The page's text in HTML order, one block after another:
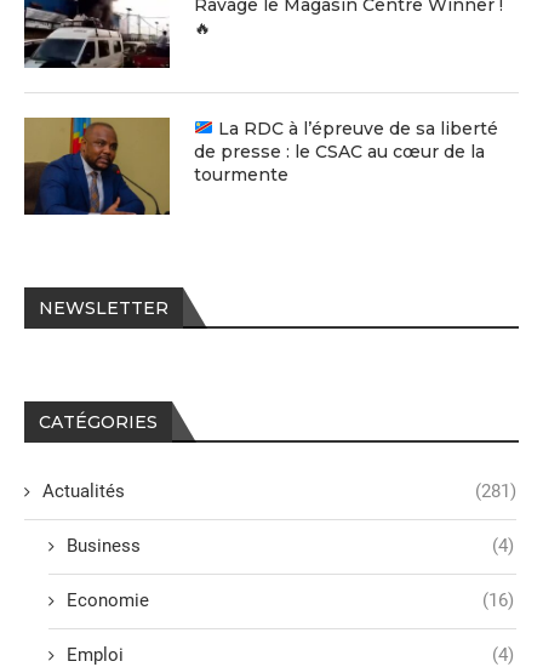
Ravage le Magasin Centre Winner !
🔥
La RDC à l’épreuve de sa liberté
de presse : le CSAC au cœur de la
tourmente
NEWSLETTER
CATÉGORIES
Actualités (281)
Business (4)
Economie (16)
Emploi (4)